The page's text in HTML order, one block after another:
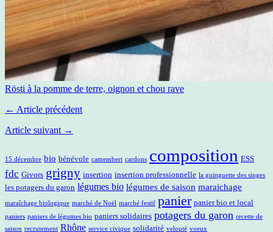
Rösti à la pomme de terre, oignon et chou rave
← Article précédent
Article suivant →
15 décembre bio bénévole camembert cardons composition ESS
fdc Givors grigny insertion insertion professionnelle la guinguette des singes
les potagers du garon légumes bio légumes de saison maraichage
maraîchage biologique marché de Noël marché festif panier panier bio et local
paniers paniers de légumes bio paniers solidaires potagers du garon recette de
saison recrutement Rhône service civique solidarité velouté voeux